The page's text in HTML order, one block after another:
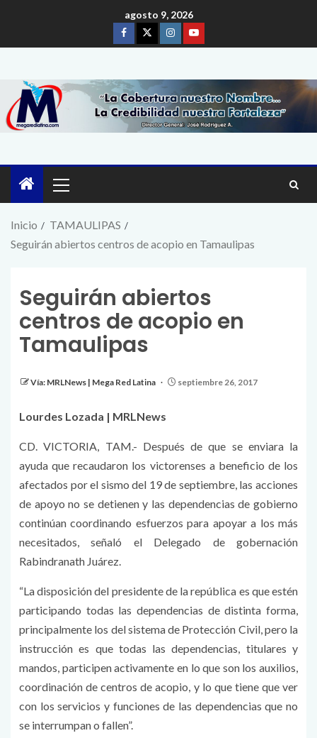
agosto 9, 2026
Inicio
TAMAULIPAS
Seguirán abiertos centros de acopio en Tamaulipas
Seguirán abiertos
centros de acopio en
Tamaulipas
Vía: MRLNews | Mega Red Latina septiembre 26, 2017
Lourdes Lozada | MRLNews
CD. VICTORIA, TAM.- Después de que se enviara la
ayuda que recaudaron los victorenses a beneficio de los
afectados por el sismo del 19 de septiembre, las acciones
de apoyo no se detienen y las dependencias de gobierno
continúan coordinando esfuerzos para apoyar a los más
necesitados, señaló el Delegado de gobernación
Rabindranath Juárez.
“La disposición del presidente de la república es que estén
participando todas las dependencias de distinta forma,
principalmente los del sistema de Protección Civil, pero la
instrucción es que todas las dependencias, titulares y
mandos, participen activamente en lo que son los auxilios,
coordinación de centros de acopio, y lo que tiene que ver
con los servicios y funciones de las dependencias que no
se interrumpan o fallen”.